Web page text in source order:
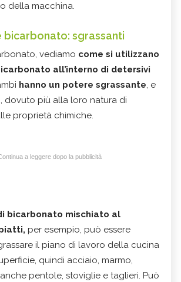
della macchina.
bicarbonato: sgrassanti
vediamo come si utilizzano
all’interno di detersivi
hanno un potere sgrassante, e
dovuto più alla loro natura di
proprietà chimiche.
a leggere dopo la pubblicità
bicarbonato mischiato al
per esempio, può essere
il piano di lavoro della cucina
quindi acciaio, marmo,
pentole, stoviglie e taglieri. Può